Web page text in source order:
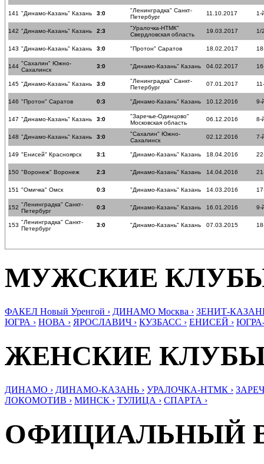
141 "Динамо-Казань" Казань 3:0
"Ленинградка" Санкт-
Петербург
11.10.2017 1-
142 "Динамо-Казань" Казань 2:3
"Уралочка-НТМК"
Свердловская область
19.03.2017 1/
143 "Динамо-Казань" Казань 3:0 "Протон" Саратов 18.02.2017
144 "Сахалин" Южно-
Сахалинск
3:0 "Динамо-Казань" Казань 04.02.2017
145 "Динамо-Казань" Казань 3:0
"Ленинградка" Санкт-
Петербург
07.01.2017
146 "Протон" Саратов 0:3 "Динамо-Казань" Казань 10.12.2016 9-
147 "Динамо-Казань" Казань 3:0
"Заречье-Одинцово"
Московская область
06.12.2016 8-
148 "Динамо-Казань" Казань 3:0
"Сахалин" Южно-
Сахалинск
02.12.2016 7-
149 "Енисей" Красноярск 3:1 "Динамо-Казань" Казань 18.04.2016
150 "Воронеж" Воронеж 2:3 "Динамо-Казань" Казань 14.04.2016
151 "Омичка" Омск 0:3 "Динамо-Казань" Казань 14.03.2016
152 "Ленинградка" Санкт-
Петербург
0:3 "Динамо-Казань" Казань 16.01.2016 9-
153 "Ленинградка" Санкт-
Петербург
3:0 "Динамо-Казань" Казань 07.03.2015
МУЖСКИЕ
ФАКЕЛ Новый Уренгой › ДИНАМО Москва › ЗЕНИТ-
ЮГРА › НОВА › ЯРОСЛАВИЧ › КУЗБАСС › ЕНИСЕЙ ›
ЖЕНСКИЕ
ДИНАМО › ДИНАМО-КАЗАНЬ › УРАЛОЧКА-НТМК ›
ЛОКОМОТИВ › МИНСК › ТУЛИЦА › СПАРТА ›
ОФИЦИАЛЬНЫЙ